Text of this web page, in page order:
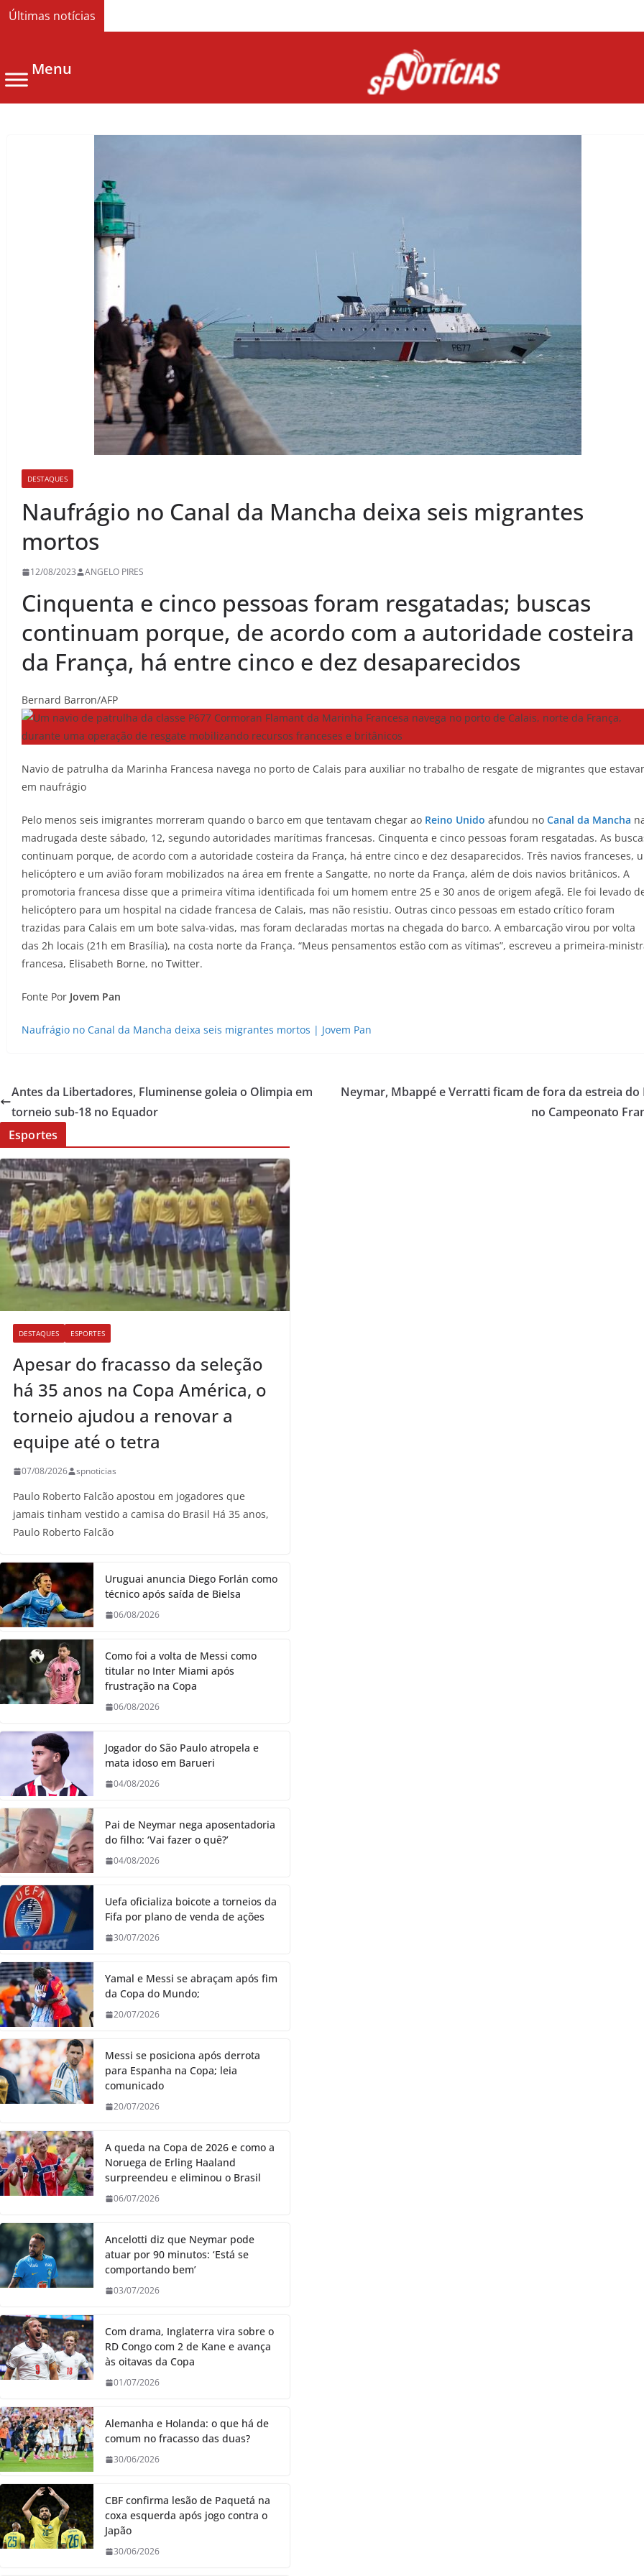
Últimas notícias
Menu
DESTAQUES
Naufrágio no Canal da Mancha deixa seis migrantes
mortos
12/08/2023 ANGELO PIRES
Cinquenta e cinco pessoas foram resgatadas; buscas
continuam porque, de acordo com a autoridade costeira
da França, há entre cinco e dez desaparecidos
Bernard Barron/AFP
Navio de patrulha da Marinha Francesa navega no porto de Calais para auxiliar no trabalho de resgate de migrantes que
em naufrágio
Pelo menos seis imigrantes morreram quando o barco em que tentavam chegar ao Reino Unido afundou no Canal da Mancha
madrugada deste sábado, 12, segundo autoridades marítimas francesas. Cinquenta e cinco pessoas foram resgatadas. As
continuam porque, de acordo com a autoridade costeira da França, há entre cinco e dez desaparecidos. Três navios franceses,
helicóptero e um avião foram mobilizados na área em frente a Sangatte, no norte da França, além de dois navios britânicos. A
promotoria francesa disse que a primeira vítima identificada foi um homem entre 25 e 30 anos de origem afegã. Ele foi levado
helicóptero para um hospital na cidade francesa de Calais, mas não resistiu. Outras cinco pessoas em estado crítico foram
trazidas para Calais em um bote salva-vidas, mas foram declaradas mortas na chegada do barco. A embarcação virou por volta
das 2h locais (21h em Brasília), na costa norte da França. “Meus pensamentos estão com as vítimas”, escreveu a primeira-
francesa, Elisabeth Borne, no Twitter.
Fonte Por Jovem Pan
Naufrágio no Canal da Mancha deixa seis migrantes mortos | Jovem Pan
Antes da Libertadores, Fluminense goleia o Olimpia em
torneio sub-18 no Equador
Neymar, Mbappé e Verratti ficam de fora da estreia do
no Campeonato
Esportes
DESTAQUES ESPORTES
Apesar do fracasso da seleção
há 35 anos na Copa América, o
torneio ajudou a renovar a
equipe até o tetra
07/08/2026 spnoticias
Paulo Roberto Falcão apostou em jogadores que
jamais tinham vestido a camisa do Brasil Há 35 anos,
Paulo Roberto Falcão
Uruguai anuncia Diego Forlán como
técnico após saída de Bielsa
06/08/2026
Como foi a volta de Messi como
titular no Inter Miami após
frustração na Copa
06/08/2026
Jogador do São Paulo atropela e
mata idoso em Barueri
04/08/2026
Pai de Neymar nega aposentadoria
do filho: ‘Vai fazer o quê?’
04/08/2026
Uefa oficializa boicote a torneios da
Fifa por plano de venda de ações
30/07/2026
Yamal e Messi se abraçam após fim
da Copa do Mundo;
20/07/2026
Messi se posiciona após derrota
para Espanha na Copa; leia
comunicado
20/07/2026
A queda na Copa de 2026 e como a
Noruega de Erling Haaland
surpreendeu e eliminou o Brasil
06/07/2026
Ancelotti diz que Neymar pode
atuar por 90 minutos: ‘Está se
comportando bem’
03/07/2026
Com drama, Inglaterra vira sobre o
RD Congo com 2 de Kane e avança
às oitavas da Copa
01/07/2026
Alemanha e Holanda: o que há de
comum no fracasso das duas?
30/06/2026
CBF confirma lesão de Paquetá na
coxa esquerda após jogo contra o
Japão
30/06/2026